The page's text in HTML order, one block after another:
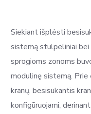
Siekiant išplėsti
sistemą stulpeliniai bei
sprogioms zonoms
modulinę sistemą.
kranų, besisukantis
konfigūruojami,